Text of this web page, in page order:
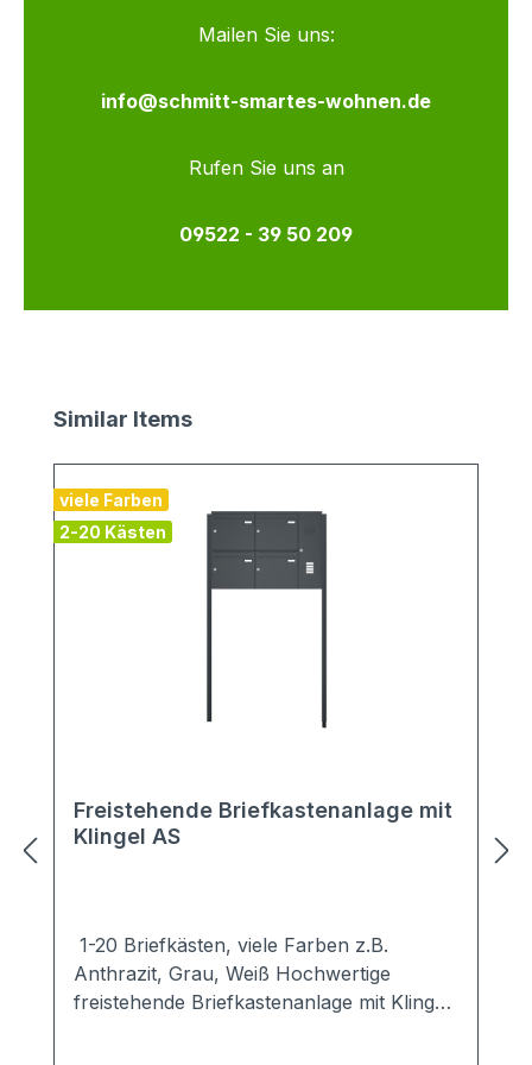
Mailen Sie uns:
info@schmitt-smartes-wohnen.de
Rufen Sie uns an
09522 - 39 50 209
Produktgalerie überspringen
Similar Items
viele Farben
2-20 Kästen
Freistehende Briefkastenanlage mit
Klingel AS
1-20 Briefkästen, viele Farben z.B.
Anthrazit, Grau, Weiß Hochwertige
freistehende Briefkastenanlage mit Klingel